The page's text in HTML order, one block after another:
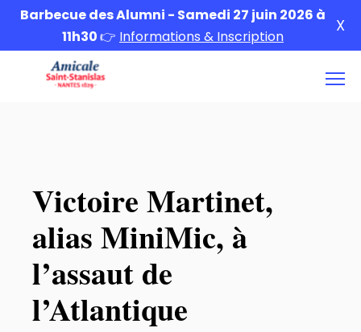
Barbecue des Alumni - Samedi 27 juin 2026 à
11h30👉 Informations & Inscription
X
Victoire Martinet,
alias MiniMic, à
l’assaut de
l’Atlantique